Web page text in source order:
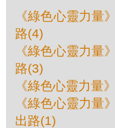
《綠色心靈力量
路(4)
《綠色心靈力量
路(3)
《綠色心靈力量
《綠色心靈力量
出路(1)